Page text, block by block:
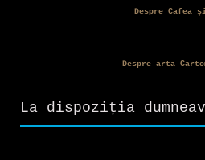
Despre Cafea
Despre arta
La dispoziția